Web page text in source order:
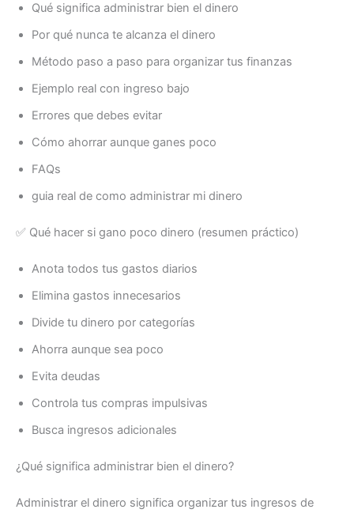
Qué significa administrar bien el dinero
Por qué nunca te alcanza el dinero
Método paso a paso para organizar tus finanzas
Ejemplo real con ingreso bajo
Errores que debes evitar
Cómo ahorrar aunque ganes poco
FAQs
guia real de como administrar mi dinero
✅ Qué hacer si gano poco dinero (resumen práctico)
Anota todos tus gastos diarios
Elimina gastos innecesarios
Divide tu dinero por categorías
Ahorra aunque sea poco
Evita deudas
Controla tus compras impulsivas
Busca ingresos adicionales
¿Qué significa administrar bien el dinero?
Administrar el dinero significa organizar tus ingresos de